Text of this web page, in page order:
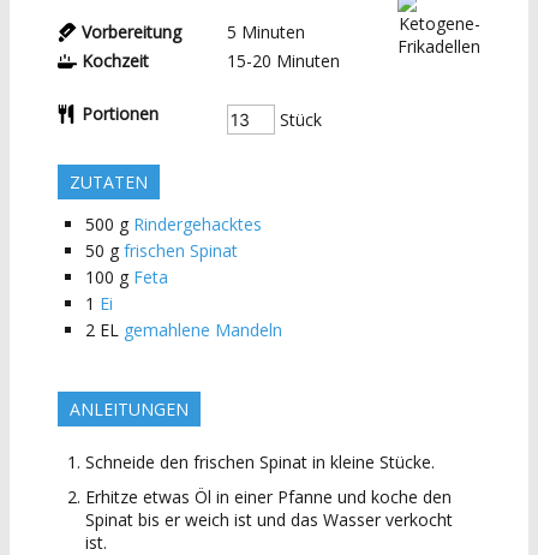
Vorbereitung 5 Minuten
Kochzeit
15-20 Minuten
Portionen Stück
ZUTATEN
500 g Rindergehacktes
50 g frischen Spinat
100 g Feta
1 Ei
2 EL gemahlene Mandeln
ANLEITUNGEN
Schneide den frischen Spinat in kleine Stücke.
Erhitze etwas Öl in einer Pfanne und koche den
Spinat bis er weich ist und das Wasser verkocht
ist.